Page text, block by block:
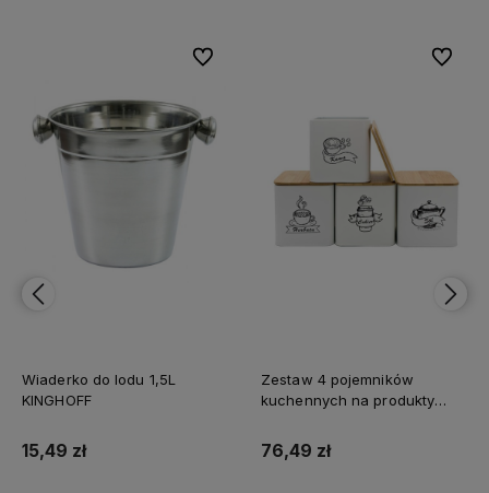
Wiaderko do lodu 1,5L
KINGHOFF
15,49 zł
Do ulubionych
Do ulubionych
Zestaw 4 pojemników
kuchennych na produkty
76,49 zł
Do
Do